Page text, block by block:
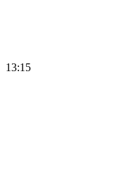
13:15